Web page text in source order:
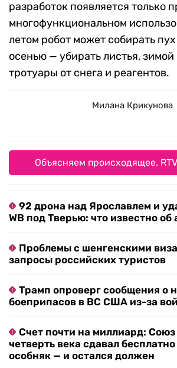
разработок появляется только
многофункциональном
летом робот может собирать
осенью — убирать листья,
тротуары от снега и реагентов.
Милана Крикунова
Объясняем происходящее.
92 дрона над Ярославлем и
WB под Тверью: что известно
Проблемы с шенгенскими
запросы российских туристов
Трамп опроверг сообщения о
боеприпасов в ВС США из-за
Счет почти на миллиард:
четверть века сдавал
особняк — и остался должен